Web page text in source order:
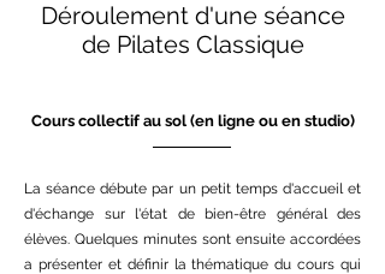
Déroulement d'une séance
de Pilates Classique
Cours collectif au sol (en ligne ou en studio)
La séance débute par un petit temps d'accueil et
d'échange sur l'état de bien-être général des
élèves. Quelques minutes sont ensuite accordées
a présenter et définir la thématique du cours qui